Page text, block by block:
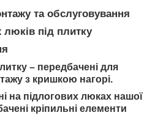
та обслуговування
люків під плитку
– передбачені для
з кришкою нагорі.
на підлогових люках нашої
кріпильні елементи